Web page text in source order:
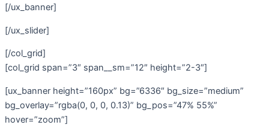
[/ux_banner]
[/ux_slider]
[/col_grid]
[col_grid span=”3″ span__sm=”12″ height=”2-3″]
[ux_banner height=”160px” bg=”6336″ bg_size=”medium”
bg_overlay=”rgba(0, 0, 0, 0.13)” bg_pos=”47% 55%”
hover=”zoom”]